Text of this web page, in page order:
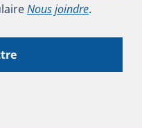
Nous joindre.